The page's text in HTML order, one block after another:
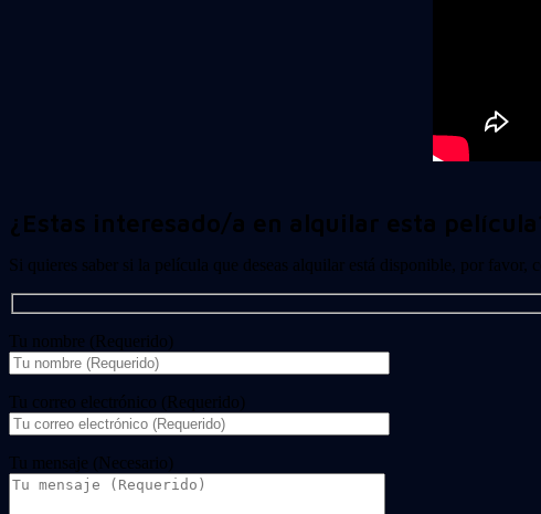
¿Estas interesado/a en alquilar esta
Si quieres saber si la película que deseas alquilar está disponible, por favor,
Tu nombre (Requerido)
Tu correo electrónico (Requerido)
Tu mensaje (Necesario)